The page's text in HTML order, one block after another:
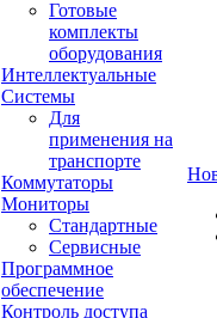
Готовые
комплекты
оборудования
Интеллектуальные
Системы
Для
применения на
транспорте
Коммутаторы
Мониторы
Стандартные
Сервисные
Программное
обеспечение
Контроль доступа